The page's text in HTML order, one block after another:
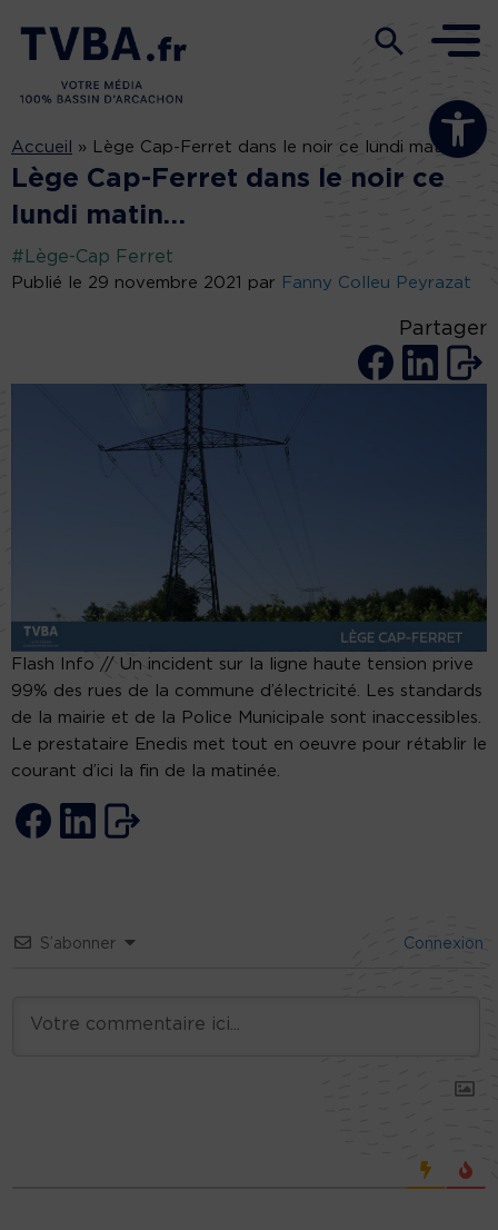
Ouvrir la
Accueil » Lège Cap-Ferret dans le noir ce lundi matin…
Lège Cap-Ferret dans le noir ce
lundi matin…
#Lège-Cap Ferret
Publié le 29 novembre 2021 par Fanny Colleu Peyrazat
Partager
Flash Info // Un incident sur la ligne haute tension prive
99% des rues de la commune d’électricité. Les standards
de la mairie et de la Police Municipale sont inaccessibles.
Le prestataire Enedis met tout en oeuvre pour rétablir le
courant d’ici la fin de la matinée.
S’abonner Connexion